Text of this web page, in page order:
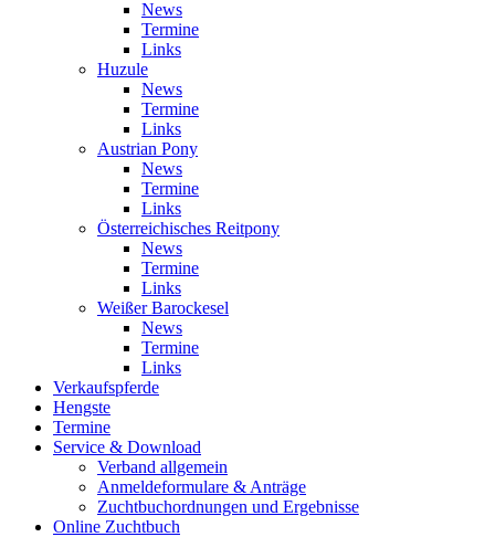
News
Termine
Links
Huzule
News
Termine
Links
Austrian Pony
News
Termine
Links
Österreichisches Reitpony
News
Termine
Links
Weißer Barockesel
News
Termine
Links
Verkaufspferde
Hengste
Termine
Service & Download
Verband allgemein
Anmeldeformulare & Anträge
Zuchtbuchordnungen und Ergebnisse
Online Zuchtbuch